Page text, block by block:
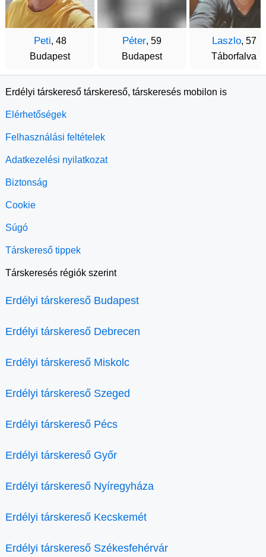
Peti, 48
Budapest
Péter, 59
Budapest
Laszlo, 57
Táborfalva
Erdélyi társkereső társkereső, társkeresés mobilon is
Elérhetőségek
Felhasználási feltételek
Adatkezelési nyilatkozat
Biztonság
Cookie
Súgó
Társkereső tippek
Társkeresés régiók szerint
Erdélyi társkereső Budapest
Erdélyi társkereső Debrecen
Erdélyi társkereső Miskolc
Erdélyi társkereső Szeged
Erdélyi társkereső Pécs
Erdélyi társkereső Győr
Erdélyi társkereső Nyíregyháza
Erdélyi társkereső Kecskemét
Erdélyi társkereső Székesfehérvár